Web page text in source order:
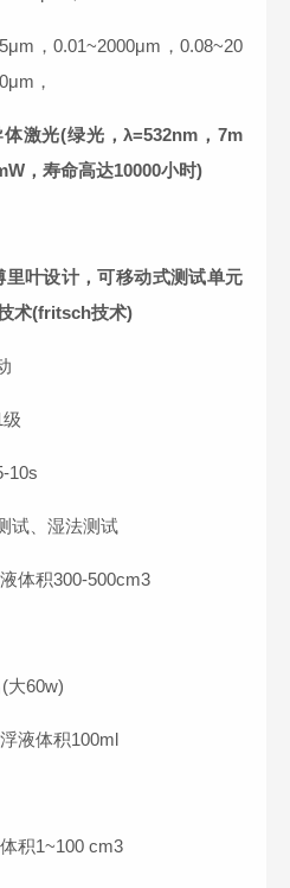
，0.01~2000μm，0.08~20
，
激光(绿光，λ=532nm，7m
，寿命高达10000小时)
里叶设计，可移动式测试单元
术(fritsch技术)
10s
、湿法测试
积300-500cm3
60w)
液体积100ml
积1~100 cm3